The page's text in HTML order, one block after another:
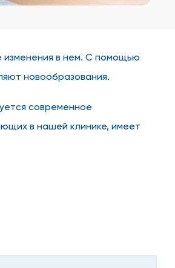
изменения в нем. С помощью
новообразования.
современное
в нашей клинике, имеет